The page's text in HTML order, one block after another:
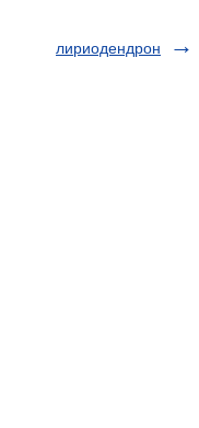
лириодендрон